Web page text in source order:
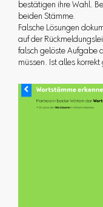
bestätigen ihre Wahl.
beiden Stämme.
Falsche Lösungen
auf der
falsch gelöste Aufgabe
müssen. Ist alles